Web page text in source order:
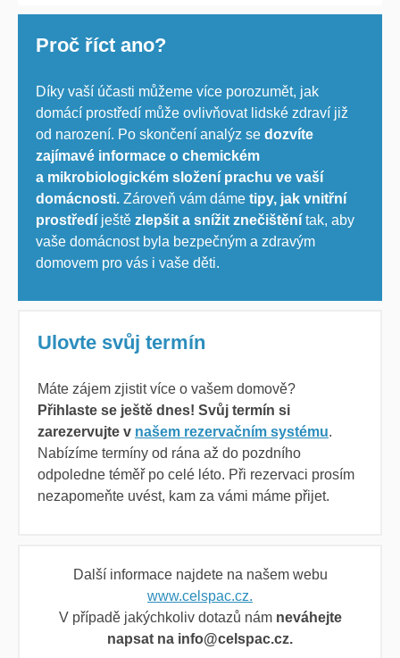
Proč říct ano?
Díky vaší účasti můžeme více porozumět, jak
domácí prostředí může ovlivňovat lidské zdraví již
od narození. Po skončení analýz se dozvíte
zajímavé informace o chemickém
a mikrobiologickém složení prachu ve vaší
domácnosti. Zároveň vám dáme tipy, jak vnitřní
prostředí ještě zlepšit a snížit znečištění tak, aby
vaše domácnost byla bezpečným a zdravým
domovem pro vás i vaše děti.
Ulovte svůj termín
Máte zájem zjistit více o vašem domově?
Přihlaste se ještě dnes! Svůj termín si
zarezervujte v našem rezervačním systému.
Nabízíme termíny od rána až do pozdního
odpoledne téměř po celé léto. Při rezervaci prosím
nezapomeňte uvést, kam za vámi máme přijet.
Další informace najdete na našem webu
www.celspac.cz.
V případě jakýchkoliv dotazů nám neváhejte
napsat na info@celspac.cz.